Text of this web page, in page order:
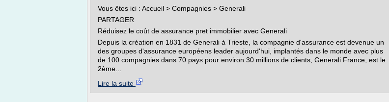
Vous êtes ici : Accueil > Compagnies > Generali
PARTAGER
Réduisez le coût de assurance pret immobilier avec Generali
Depuis la création en 1831 de Generali à Trieste, la compagnie d'assurance est devenue un
des groupes d'assurance européens leader aujourd'hui, implantés dans le monde avec plus
de 100 compagnies dans 70 pays pour environ 30 millions de clients, Generali France, est le
2ème...
Lire la suite